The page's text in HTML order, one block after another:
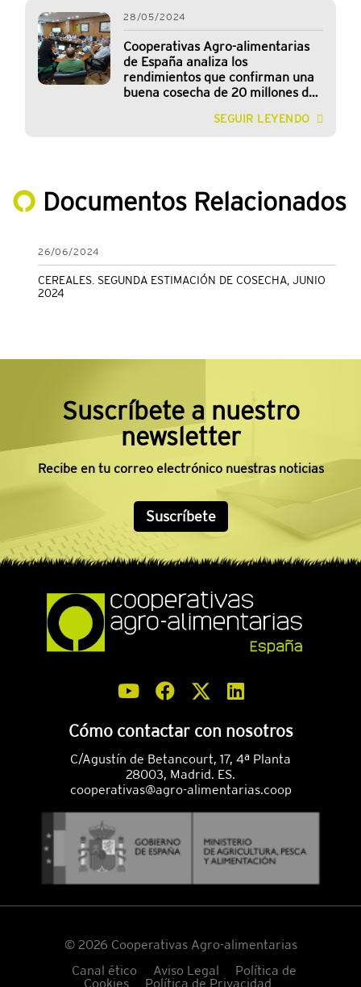
28/05/2024
Cooperativas Agro-alimentarias
de España analiza los
rendimientos que confirman una
buena cosecha de 20 millones de
SEGUIR LEYENDO
Documentos Relacionados
26/06/2024
CEREALES. SEGUNDA ESTIMACIÓN DE COSECHA, JUNIO
2024
Suscríbete a nuestro
newsletter
Recibe en tu correo electrónico nuestras noticias
Suscríbete
Cómo contactar con nosotros
C/Agustín de Betancourt, 17, 4ª Planta
28003, Madrid. ES.
cooperativas@agro-alimentarias.coop
© 2026 Cooperativas Agro-alimentarias
Canal ético
Aviso Legal
Política de
Cookies
Política de Privacidad